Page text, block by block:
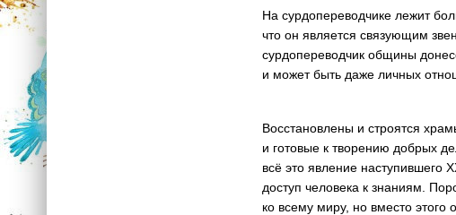
На сурдопереводчике лежит
что он является связующим
сурдопереводчик общины
и может быть даже личных
Восстановлены и строятся
и готовые к творению добрых
всё это явление наступившего
доступ человека к знаниям.
ко всему миру, но вместо